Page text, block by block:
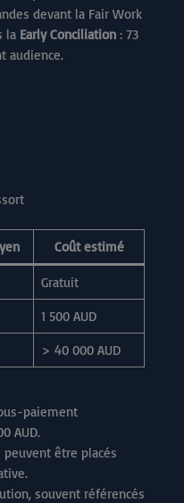
devant la Fair Work
la Early Conciliation : 73
audience.
Coût estimé
Gratuit
1 500 AUD
> 40 000 AUD
paiement
AUD.
être placés
souvent référencés